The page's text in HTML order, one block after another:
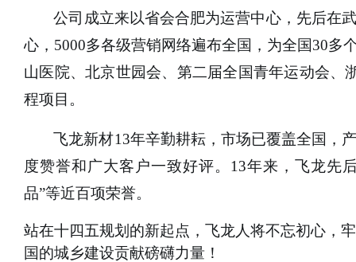
公司成立来以省会合肥为运营中心，先后在
心， 5000多各级营销网络遍布全国，为全国30多
山医院、北京世园会、第二届全国青年运动会、
程项目。
飞龙新材13年辛勤耕耘，市场已覆盖全国，
度赞誉和广大客户一致好评。13年来，飞龙先
品”等近百项荣誉。
站在十四五规划的新起点，飞龙人将不忘初心，
国的城乡建设贡献磅礴力量！